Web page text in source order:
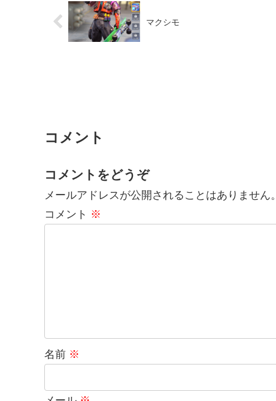
マクシモ
コメント
コメントをどうぞ
メールアドレスが公開されることはありません。
コメント ※
名前 ※